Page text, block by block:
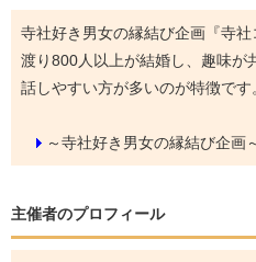
寺社好き男女の縁結び企画『寺
渡り800人以上が結婚し、趣味が
話しやすい方が多いのが特徴です
～寺社好き男女の縁結び企
主催者のプロフィール